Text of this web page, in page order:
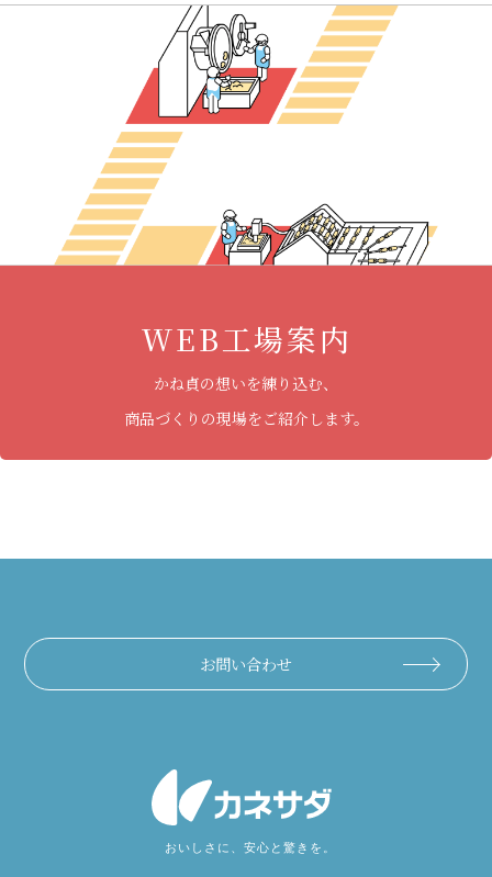
WEB工場案内
かね貞の想いを練り込む、
商品づくりの現場をご紹介します。
お問い合わせ